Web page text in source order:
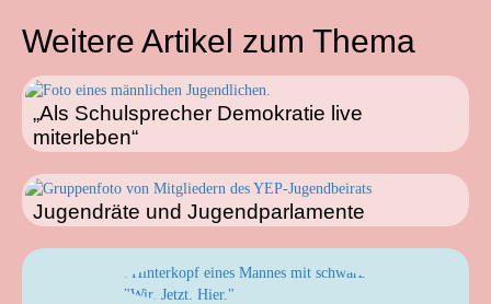
Weitere Artikel zum Thema
„Als Schulsprecher Demokratie live
miterleben“
Jugendräte und Jugendparlamente